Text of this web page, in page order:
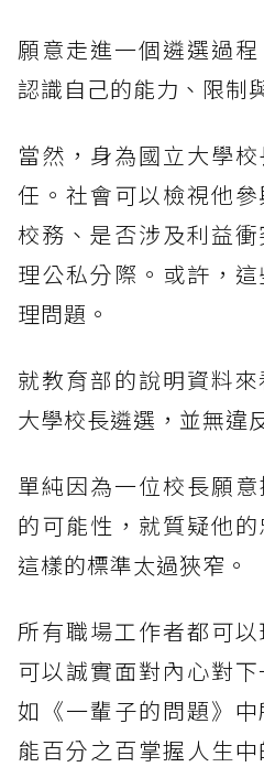
願意走進一個遴選過
認識自己的能力、限制
當然，身為國立大學
任。社會可以檢視他
校務、是否涉及利益
理公私分際。或許，
理問題。
就教育部的說明資料
大學校長遴選，並無違
單純因為一位校長願
的可能性，就質疑他
這樣的標準太過狹窄。
所有職場工作者都可
可以誠實面對內心對
如《一輩子的問題》
能百分之百掌握人生